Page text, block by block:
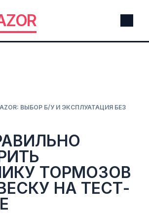
ВЫБОР Б/У И ЭКСПЛУАТАЦИЯ БЕЗ
ТОРМОЗОВ
НА ТЕСТ-